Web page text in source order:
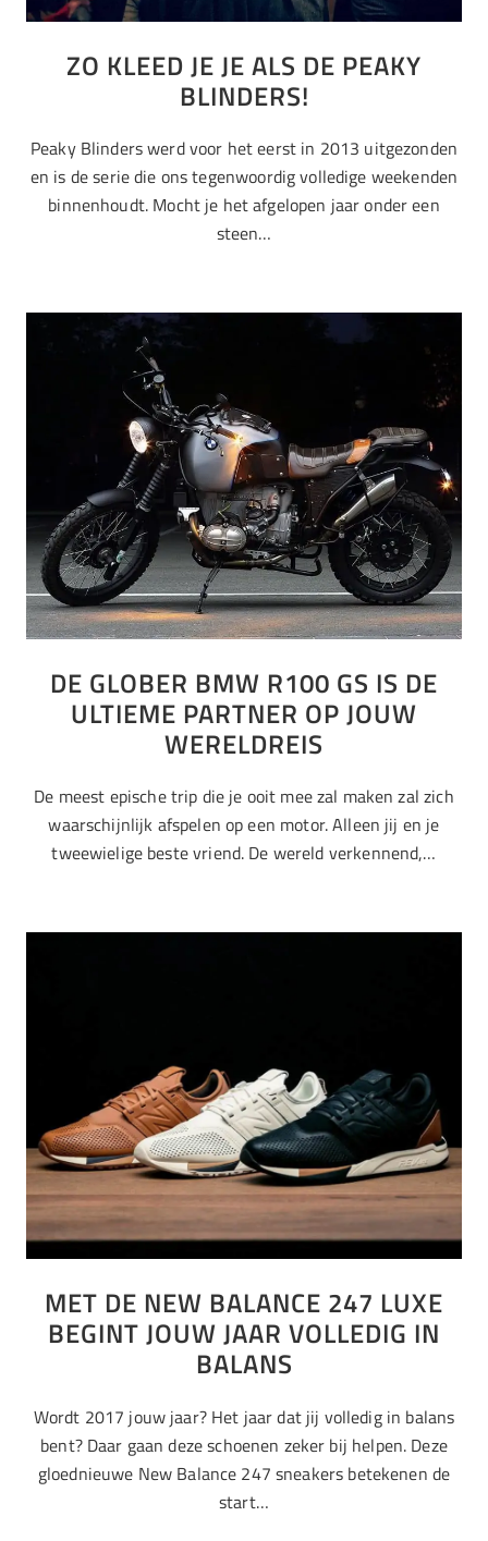
ZO KLEED JE JE ALS DE PEAKY
BLINDERS!
Peaky Blinders werd voor het eerst in 2013 uitgezonden
en is de serie die ons tegenwoordig volledige weekenden
binnenhoudt. Mocht je het afgelopen jaar onder een
steen…
DE GLOBER BMW R100 GS IS DE
ULTIEME PARTNER OP JOUW
WERELDREIS
De meest epische trip die je ooit mee zal maken zal zich
waarschijnlijk afspelen op een motor. Alleen jij en je
tweewielige beste vriend. De wereld verkennend,…
MET DE NEW BALANCE 247 LUXE
BEGINT JOUW JAAR VOLLEDIG IN
BALANS
Wordt 2017 jouw jaar? Het jaar dat jij volledig in balans
bent? Daar gaan deze schoenen zeker bij helpen. Deze
gloednieuwe New Balance 247 sneakers betekenen de
start…